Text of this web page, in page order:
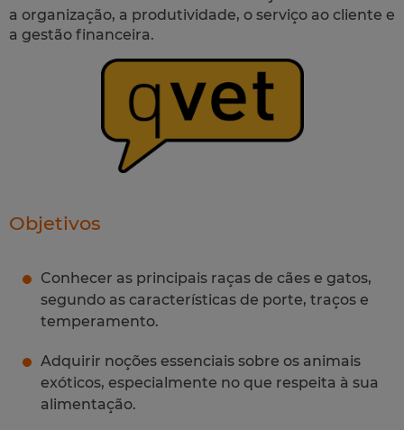
a organização, a produtividade, o serviço ao cliente e
a gestão financeira.
Objetivos
Conhecer as principais raças de cães e gatos,
segundo as características de porte, traços e
temperamento.
Adquirir noções essenciais sobre os animais
exóticos, especialmente no que respeita à sua
alimentação.